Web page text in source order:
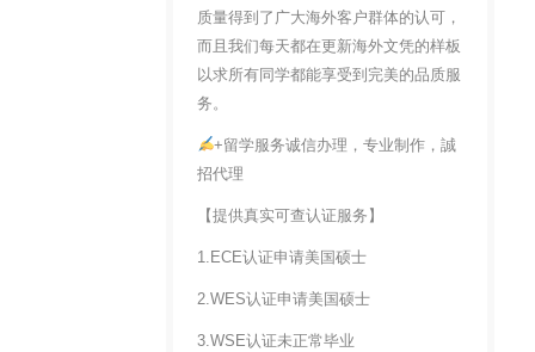
质量得到了广大海外客户群体的认可，
而且我们每天都在更新海外文凭的样板
以求所有同学都能享受到完美的品质服
务。
+留学服务诚信办理，专业制作，誠
招代理
【提供真实可查认证服务】
1.ECE认证申请美国硕士
2.WES认证申请美国硕士
3.WSE认证未正常毕业